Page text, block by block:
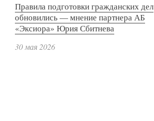
Правила подготовки гражданских дел
обновились — мнение партнера АБ
«Эксиора» Юрия Сбитнева
30 мая 2026